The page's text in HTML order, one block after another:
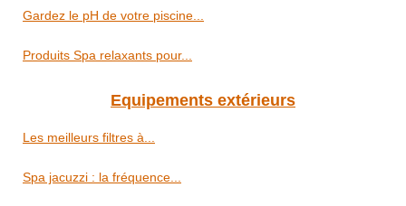
Gardez le pH de votre piscine...
Produits Spa relaxants pour...
Equipements extérieurs
Les meilleurs filtres à...
Spa jacuzzi : la fréquence...